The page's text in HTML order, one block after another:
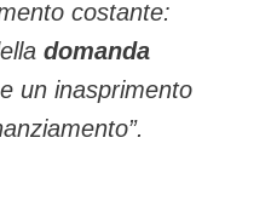
costante:
domanda
e un inasprimento